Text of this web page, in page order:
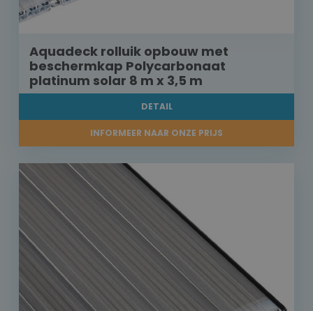
Aquadeck rolluik opbouw met
beschermkap Polycarbonaat
platinum solar 8 m x 3,5 m
DETAIL
INFORMEER NAAR ONZE PRIJS